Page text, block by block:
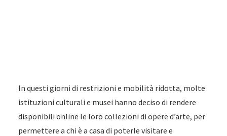
In questi giorni di restrizioni e mobilità ridotta, molte
istituzioni culturali e musei hanno deciso di rendere
disponibili online le loro collezioni di opere d’arte, per
permettere a chi è a casa di poterle visitare e